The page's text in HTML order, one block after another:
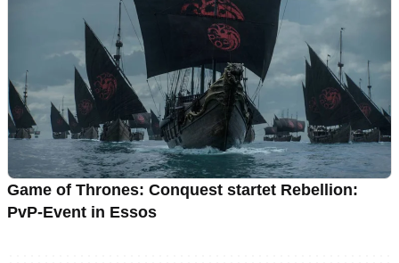
Game of Thrones: Conquest startet Rebellion:
PvP-Event in Essos